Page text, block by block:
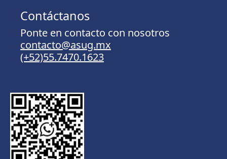
Contáctanos
Ponte en contacto con nosotros
contacto@asug.mx
(+52)55.7470.1623